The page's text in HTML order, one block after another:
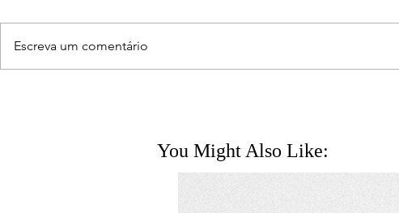
Escreva um comentário
You Might Also Like: